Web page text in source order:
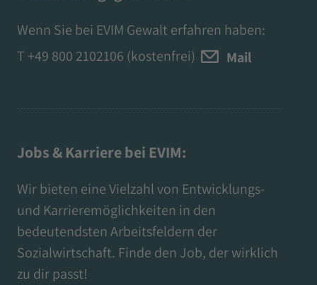
Wenn Sie bei EVIM Gewalt erfahren haben:
T +49 800 2102106 (kostenfrei) Mail
Jobs & Karriere bei EVIM:
Wir bieten eine Vielzahl von Entwicklungs-
und Karrieremöglichkeiten in den
bedeutendsten Arbeitsfeldern der
Sozialwirtschaft. Finde den Job, der wirklich
zu dir passt!